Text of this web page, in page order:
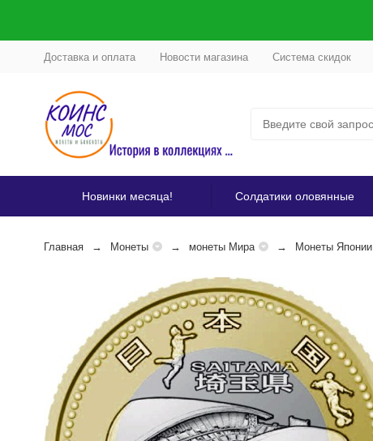
Доставка и оплата Новости магазина Система скидок
Новинки месяца! Солдатики оловянные
Главная Монеты монеты Мира Монеты Японии